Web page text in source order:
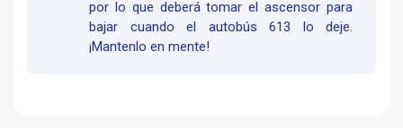
por lo que deberá tomar el ascensor para
bajar cuando el autobús 613 lo deje.
¡Mantenlo en mente!